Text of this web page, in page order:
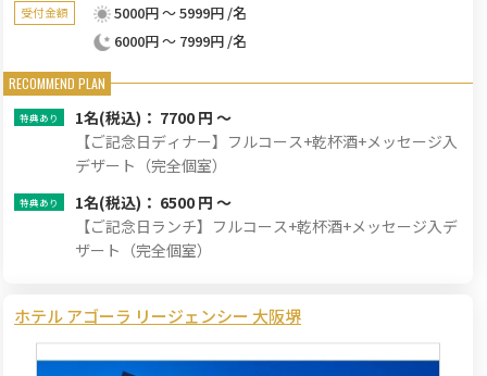
受付金額
5000円 ～ 5999円 /名
6000円 ～ 7999円 /名
1名(税込)： 7700 円 ～
【ご記念日ディナー】フルコース+乾杯酒+メッセージ入
デザート（完全個室）
1名(税込)： 6500 円 ～
【ご記念日ランチ】フルコース+乾杯酒+メッセージ入デ
ザート（完全個室）
ホテル アゴーラ リージェンシー 大阪堺